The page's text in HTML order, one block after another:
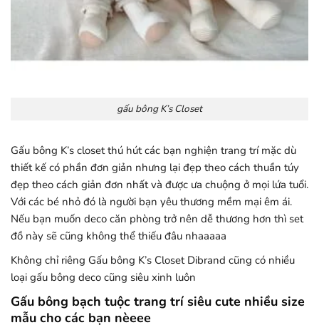
gấu bông K’s Closet
Gấu bông K’s closet thú hút các bạn nghiện trang trí mặc dù
thiết kế có phần đơn giản nhưng lại đẹp theo cách thuần túy
đẹp theo cách giản đơn nhất và được ưa chuộng ở mọi lứa tuổi.
Với các bé nhỏ đó là người bạn yêu thương mềm mại êm ái.
Nếu bạn muốn deco căn phòng trở nên dễ thương hơn thì set
đồ này sẽ cũng không thể thiếu đâu nhaaaaa
Không chỉ riêng Gấu bông K’s Closet Dibrand cũng có nhiều
loại gấu bông deco cũng siêu xinh luôn
Gấu bông bạch tuộc trang trí siêu cute nhiều size
mẫu cho các bạn nèeee